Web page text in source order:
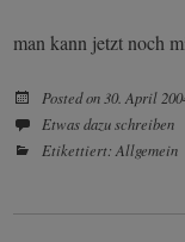
man kann jetzt noch
Posted on 30. April
Etwas dazu schreiben
Etikettiert:Allgemein